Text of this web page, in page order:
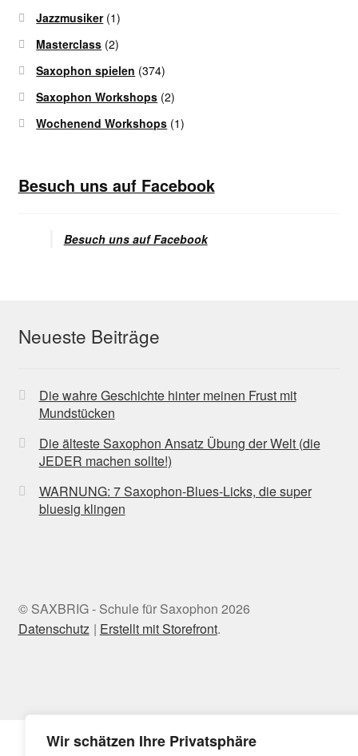
Wir schätzen Ihre Privatsphäre
Jazzmusiker(1)
Masterclass (2)
Saxophon spielen (374)
Saxophon Workshops (2)
Wochenend Workshops (1)
Besuch uns auf Facebook
Besuch uns auf Facebook
Neueste Beiträge
Die wahre Geschichte hinter meinen Frust mit
Mundstücken
Die älteste Saxophon Ansatz Übung der Welt (die
JEDER machen sollte!)
WARNUNG: 7 Saxophon-Blues-Licks, die super
bluesig klingen
© SAXBRIG - Schule für Saxophon 2026
Datenschutz
Erstellt mit Storefront.